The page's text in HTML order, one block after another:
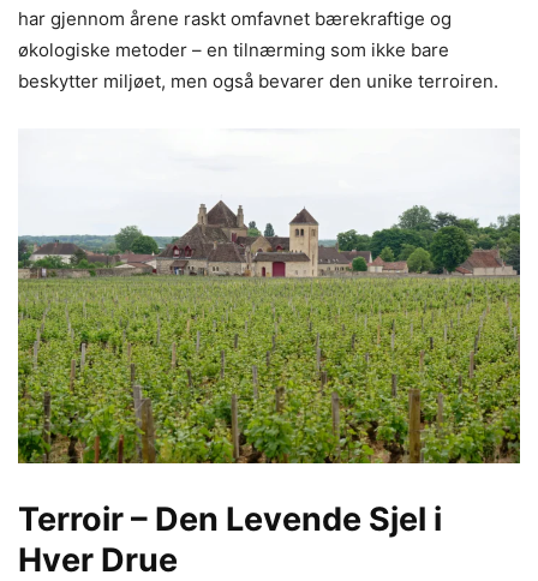
har gjennom årene raskt omfavnet bærekraftige og
økologiske metoder – en tilnærming som ikke bare
beskytter miljøet, men også bevarer den unike terroiren.
Terroir – Den Levende Sjel i
Hver Drue